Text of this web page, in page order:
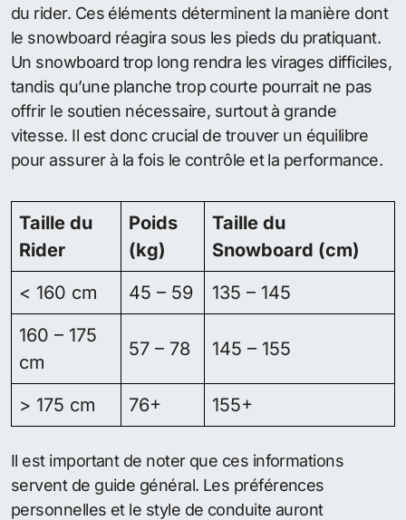
du rider. Ces éléments déterminent la manière dont
le snowboard réagira sous les pieds du pratiquant.
Un snowboard trop long rendra les virages difficiles,
tandis qu’une planche trop courte pourrait ne pas
offrir le soutien nécessaire, surtout à grande
vitesse. Il est donc crucial de trouver un équilibre
pour assurer à la fois le contrôle et la performance.
Taille du
Rider
Poids
(kg)
Taille du
Snowboard (cm)
< 160 cm
45 – 59
135 – 145
160 – 175
cm
57 – 78 145 – 155
> 175 cm 76+ 155+
Il est important de noter que ces informations
servent de guide général. Les préférences
personnelles et le style de conduite auront